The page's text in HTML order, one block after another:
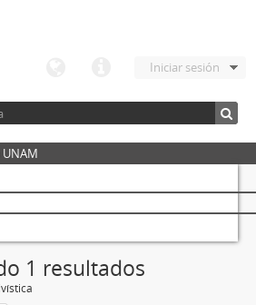
Iniciar sesión
1 resultados